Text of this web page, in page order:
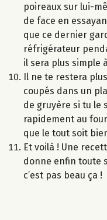
poireaux sur lui-
de face en
que ce dernier
réfrigérateur
il sera plus simple
Il ne te restera
coupés dans un
de gruyère si tu le
rapidement au
que le tout soit
Et voilà ! Une
donne enfin toute
c’est pas beau ça !